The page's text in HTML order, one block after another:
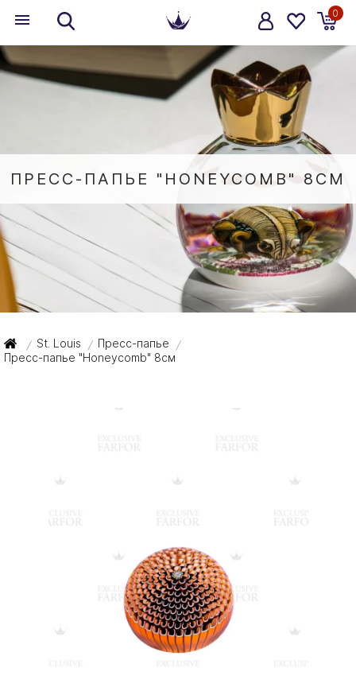
0
ПРЕСС-ПАПЬЕ "HONEYCOMB" 8СМ
/ St. Louis / Пресс-папье /
Пресс-папье "Honeycomb" 8см